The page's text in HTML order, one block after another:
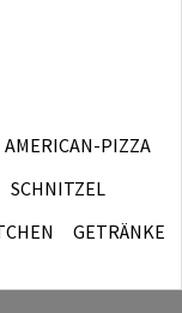
AMERICAN-PIZZA
SCHNITZEL
GETRÄNKE